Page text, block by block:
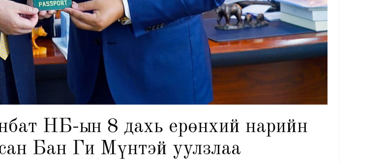
НҮБ-ын 8 дахь ерөнхий нарийн
Бан Ги Мүнтэй уулзлаа